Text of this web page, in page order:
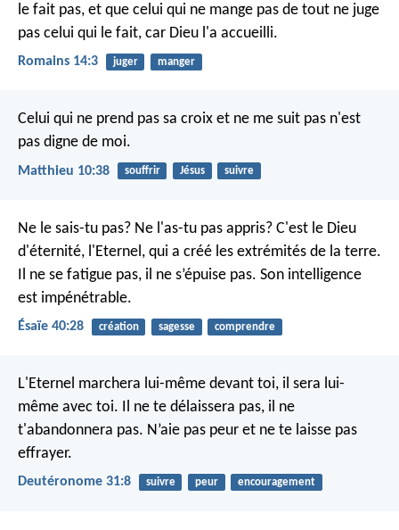
le fait pas, et que celui qui ne mange pas de tout ne juge
pas celui qui le fait, car Dieu l'a accueilli.
Romains 14:3 juger manger
Celui qui ne prend pas sa croix et ne me suit pas n'est
pas digne de moi.
Matthieu 10:38 souffrir Jésus suivre
Ne le sais-tu pas? Ne l'as-tu pas appris? C'est le Dieu
d'éternité, l'Eternel, qui a créé les extrémités de la terre.
Il ne se fatigue pas, il ne s’épuise pas. Son intelligence
est impénétrable.
Ésaïe 40:28 création sagesse comprendre
L'Eternel marchera lui-même devant toi, il sera lui-
même avec toi. Il ne te délaissera pas, il ne
t'abandonnera pas. N’aie pas peur et ne te laisse pas
effrayer.
Deutéronome 31:8 suivre peur encouragement